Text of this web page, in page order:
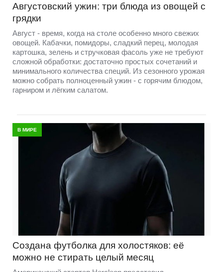
Августовский ужин: три блюда из овощей с
грядки
Август - время, когда на столе особенно много свежих
овощей. Кабачки, помидоры, сладкий перец, молодая
картошка, зелень и стручковая фасоль уже не требуют
сложной обработки: достаточно простых сочетаний и
минимального количества специй. Из сезонного урожая
можно собрать полноценный ужин - с горячим блюдом,
гарниром и лёгким салатом.
В МИРЕ
Создана футболка для холостяков: её
можно не стирать целый месяц